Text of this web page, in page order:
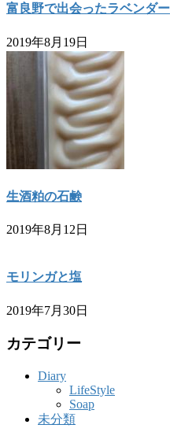
富良野で出会ったラベンダー
2019年8月19日
生酒粕の石鹸
2019年8月12日
モリンガと塩
2019年7月30日
カテゴリー
Diary
LifeStyle
Soap
未分類